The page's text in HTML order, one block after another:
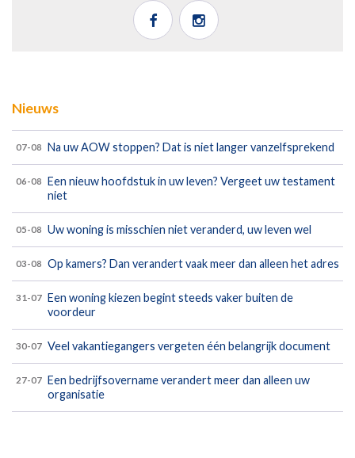
Nieuws
07-08 Na uw AOW stoppen? Dat is niet langer vanzelfsprekend
06-08
Een nieuw hoofdstuk in uw leven? Vergeet uw testament
niet
05-08 Uw woning is misschien niet veranderd, uw leven wel
03-08 Op kamers? Dan verandert vaak meer dan alleen het adres
31-07 Een woning kiezen begint steeds vaker buiten de
voordeur
30-07 Veel vakantiegangers vergeten één belangrijk document
27-07 Een bedrijfsovername verandert meer dan alleen uw
organisatie